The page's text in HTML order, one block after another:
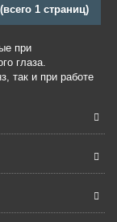
1 страниц)
при
глаза.
так и при работе